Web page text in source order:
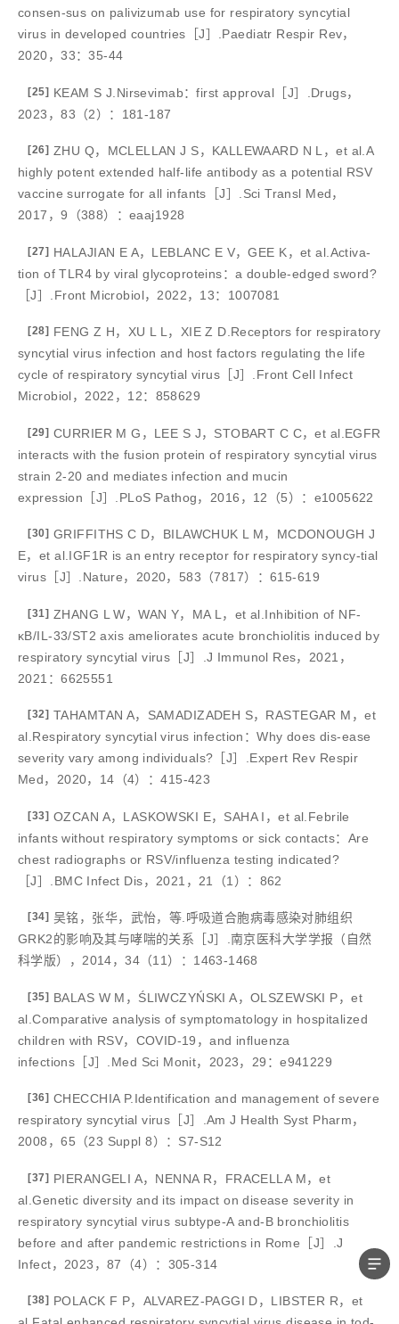
consen-sus on palivizumab use for respiratory syncytial
virus in developed countries［J］.Paediatr Respir Rev，
2020，33：35-44
[25] KEAM S J.Nirsevimab：first approval［J］.Drugs，
2023，83（2）：181-187
[26] ZHU Q，MCLELLAN J S，KALLEWAARD N L，et al.A
highly potent extended half-life antibody as a potential RSV
vaccine surrogate for all infants［J］.Sci Transl Med，
2017，9（388）：eaaj1928
[27] HALAJIAN E A，LEBLANC E V，GEE K，et al.Activa-
tion of TLR4 by viral glycoproteins：a double-edged sword?
［J］.Front Microbiol，2022，13：1007081
[28] FENG Z H，XU L L，XIE Z D.Receptors for respiratory
syncytial virus infection and host factors regulating the life
cycle of respiratory syncytial virus［J］.Front Cell Infect
Microbiol，2022，12：858629
[29] CURRIER M G，LEE S J，STOBART C C，et al.EGFR
interacts with the fusion protein of respiratory syncytial virus
strain 2-20 and mediates infection and mucin
expression［J］.PLoS Pathog，2016，12（5）：e1005622
[30] GRIFFITHS C D，BILAWCHUK L M，MCDONOUGH J
E，et al.IGF1R is an entry receptor for respiratory syncy-tial
virus［J］.Nature，2020，583（7817）：615-619
[31] ZHANG L W，WAN Y，MA L，et al.Inhibition of NF-
κB/IL-33/ST2 axis ameliorates acute bronchiolitis induced by
respiratory syncytial virus［J］.J Immunol Res，2021，
2021：6625551
[32] TAHAMTAN A，SAMADIZADEH S，RASTEGAR M，et
al.Respiratory syncytial virus infection：Why does dis-ease
severity vary among individuals?［J］.Expert Rev Respir
Med，2020，14（4）：415-423
[33] OZCAN A，LASKOWSKI E，SAHA I，et al.Febrile
infants without respiratory symptoms or sick contacts：Are
chest radiographs or RSV/influenza testing indicated?
［J］.BMC Infect Dis，2021，21（1）：862
[34] 吴铭，张华，武怡，等.呼吸道合胞病毒感染对肺组织
GRK2的影响及其与哮喘的关系［J］.南京医科大学学报（自然
科学版），2014，34（11）：1463-1468
[35] BALAS W M，ŚLIWCZYŃSKI A，OLSZEWSKI P，et
al.Comparative analysis of symptomatology in hospitalized
children with RSV，COVID-19，and influenza
infections［J］.Med Sci Monit，2023，29：e941229
[36] CHECCHIA P.Identification and management of severe
respiratory syncytial virus［J］.Am J Health Syst Pharm，
2008，65（23 Suppl 8）：S7-S12
[37] PIERANGELI A，NENNA R，FRACELLA M，et
al.Genetic diversity and its impact on disease severity in
respiratory syncytial virus subtype-A and-B bronchiolitis
before and after pandemic restrictions in Rome［J］.J
Infect，2023，87（4）：305-314
[38] POLACK F P，ALVAREZ-PAGGI D，LIBSTER R，et